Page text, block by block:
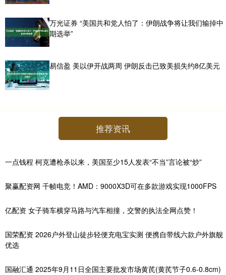
万光证券 “美国共和党人怕了：伊朗战争将让我们输掉中
期选举”
易信盈 美以伊开战两周 伊朗反击已致美损失约8亿美元
推荐资讯
一点钱程 柯克遭枪杀以来，美国至少15人发表“不当”言论被“炒”
聚赢配资网 千帧电竞！AMD：9000X3D可在多款游戏实现1000FPS
亿配资 女子骑车横穿马路与汽车相撞，交警的执法全网点赞！
国荣配资 2026户外登山徒步轻便充电宝实测 便携自带线六款户外旗舰
优选
国融汇通 2025年9月11日全国主要批发市场黄芪(黄芪节子0.6-0.8cm)